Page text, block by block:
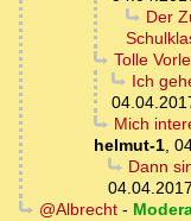
Der
Tolle
Ich
Mich
helmut-1,
Dann
@Albrecht-